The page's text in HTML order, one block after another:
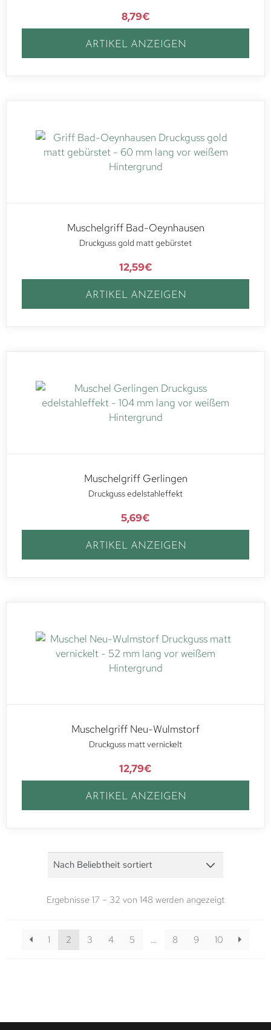
8,79€
ARTIKEL ANZEIGEN
Muschelgriff Bad-Oeynhausen
Druckguss gold matt gebürstet
12,59€
ARTIKEL ANZEIGEN
Muschelgriff Gerlingen
Druckguss edelstahleffekt
5,69€
ARTIKEL ANZEIGEN
Muschelgriff Neu-Wulmstorf
Druckguss matt vernickelt
12,79€
ARTIKEL ANZEIGEN
Ergebnisse 17 – 32 von 148 werden angezeigt
1 2 3 4 5 … 8 9 10